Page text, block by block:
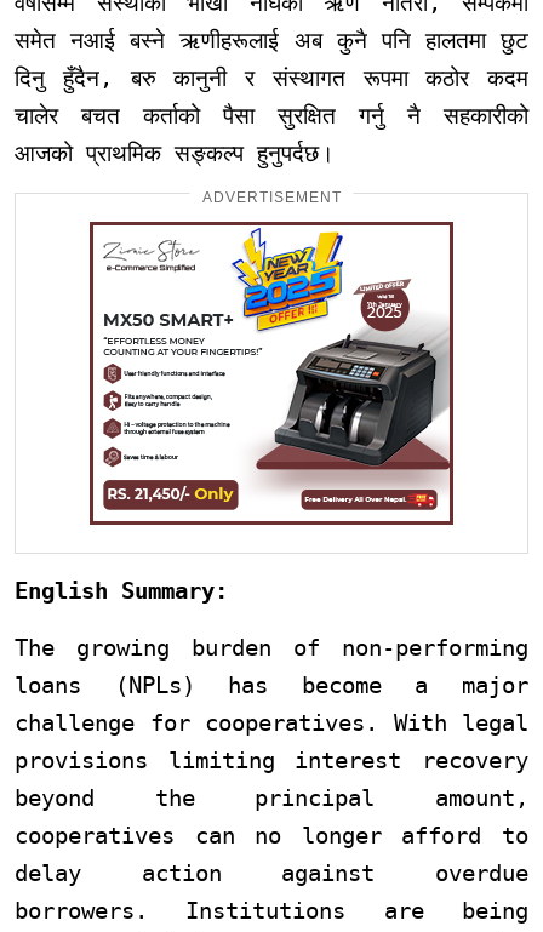
समेत नआई बस्ने ऋणीहरूलाई अब कुनै पनि हालतमा छुट
दिनु हुँदैन, बरु कानुनी र संस्थागत रूपमा कठोर कदम
चालेर बचत कर्ताको पैसा सुरक्षित गर्नु नै सहकारीको
आजको प्राथमिक सङ्कल्प हुनुपर्दछ।
ADVERTISEMENT
English Summary:
The growing burden of non-performing
loans (NPLs) has become a major
challenge for cooperatives. With legal
provisions limiting interest recovery
beyond the principal amount,
cooperatives can no longer afford to
delay action against overdue
borrowers. Institutions are being